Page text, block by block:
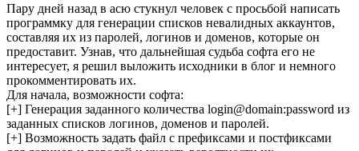
Пару дней назад в асю стукнул человек с просьбой написать
программку для генерации списков невалидных аккаунтов,
составляя их из паролей, логинов и доменов, которые он
предоставит. Узнав, что дальнейшая судьба софта его не
интересует, я решил выложить исходники в блог и немного
прокомментировать их.
Для начала, возможности софта:
[+] Генерация заданного количества login@domain:password из
заданных списков логинов, доменов и паролей.
[+] Возможность задать файл с префиксами и постфиксами